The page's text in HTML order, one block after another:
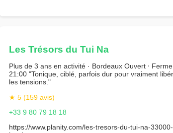
Les Trésors du Tui Na
Plus de 3 ans en activité · Bordeaux Ouvert ⋅
21:00 "Tonique, ciblé, parfois dur pour vraiment
les tensions."
★ 5 (159 avis)
+33 9 80 79 18 18
https://www.planity.com/les-tresors-du-tui-na-33000-